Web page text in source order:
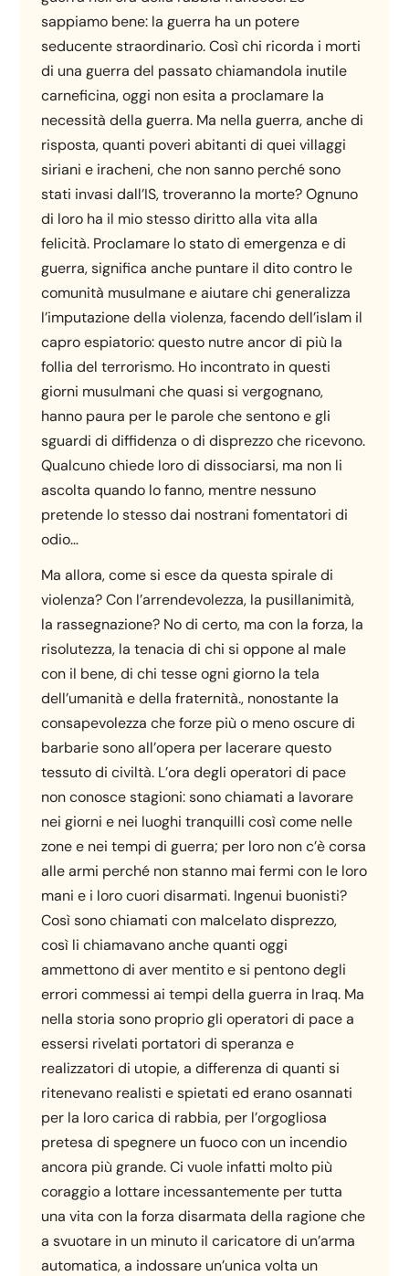
sappiamo bene: la guerra ha un potere
seducente straordinario. Così chi ricorda i morti
di una guerra del passato chiamandola inutile
carneficina, oggi non esita a proclamare la
necessità della guerra. Ma nella guerra, anche di
risposta, quanti poveri abitanti di quei villaggi
siriani e iracheni, che non sanno perché sono
stati invasi dall’IS, troveranno la morte? Ognuno
di loro ha il mio stesso diritto alla vita alla
felicità. Proclamare lo stato di emergenza e di
guerra, significa anche puntare il dito contro le
comunità musulmane e aiutare chi generalizza
l’imputazione della violenza, facendo dell’islam il
capro espiatorio: questo nutre ancor di più la
follia del terrorismo. Ho incontrato in questi
giorni musulmani che quasi si vergognano,
hanno paura per le parole che sentono e gli
sguardi di diffidenza o di disprezzo che ricevono.
Qualcuno chiede loro di dissociarsi, ma non li
ascolta quando lo fanno, mentre nessuno
pretende lo stesso dai nostrani fomentatori di
odio…
Ma allora, come si esce da questa spirale di
violenza? Con l’arrendevolezza, la pusillanimità,
la rassegnazione? No di certo, ma con la forza, la
risolutezza, la tenacia di chi si oppone al male
con il bene, di chi tesse ogni giorno la tela
dell’umanità e della fraternità., nonostante la
consapevolezza che forze più o meno oscure di
barbarie sono all’opera per lacerare questo
tessuto di civiltà. L’ora degli operatori di pace
non conosce stagioni: sono chiamati a lavorare
nei giorni e nei luoghi tranquilli così come nelle
zone e nei tempi di guerra; per loro non c’è corsa
alle armi perché non stanno mai fermi con le loro
mani e i loro cuori disarmati. Ingenui buonisti?
Così sono chiamati con malcelato disprezzo,
così li chiamavano anche quanti oggi
ammettono di aver mentito e si pentono degli
errori commessi ai tempi della guerra in Iraq. Ma
nella storia sono proprio gli operatori di pace a
essersi rivelati portatori di speranza e
realizzatori di utopie, a differenza di quanti si
ritenevano realisti e spietati ed erano osannati
per la loro carica di rabbia, per l’orgogliosa
pretesa di spegnere un fuoco con un incendio
ancora più grande. Ci vuole infatti molto più
coraggio a lottare incessantemente per tutta
una vita con la forza disarmata della ragione che
a svuotare in un minuto il caricatore di un’arma
automatica, a indossare un’unica volta un